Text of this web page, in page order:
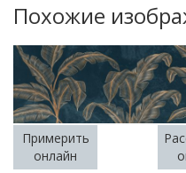
Похожие
Примерить
онлайн